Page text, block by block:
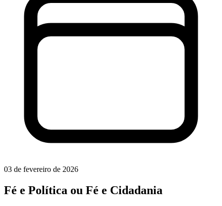
03 de fevereiro de 2026
Fé e Política ou Fé e Cidadania